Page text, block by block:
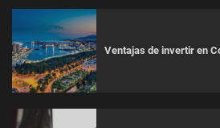
Ventajas de invertir en